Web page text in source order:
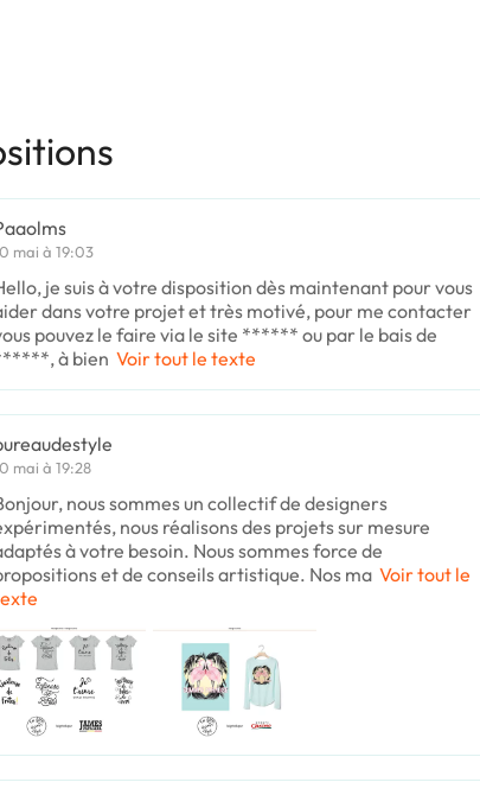
mai à 19:03
je suis à votre disposition dès maintenant pour vous
dans votre projet et très motivé, pour me contacter
pouvez le faire via le site ****** ou par le bais de
à bien Voir tout le texte
mai à 19:28
nous sommes un collectif de designers
nous réalisons des projets sur mesure
à votre besoin. Nous sommes force de
et de conseils artistique. Nos ma Voir tout le